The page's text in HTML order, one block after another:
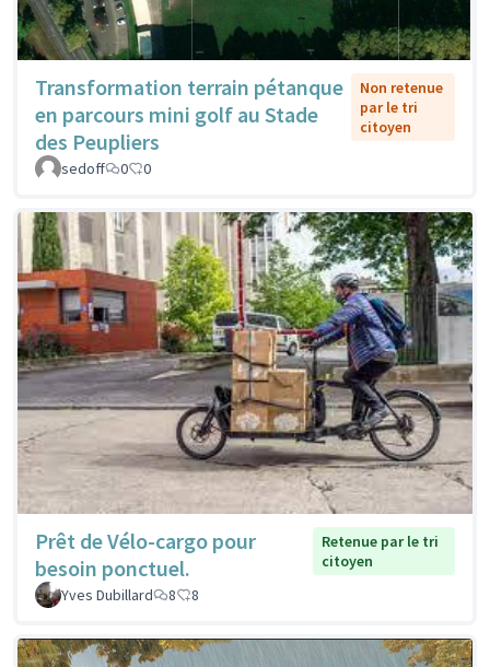
Transformation terrain pétanque
en parcours mini golf au Stade
des Peupliers
Non retenue
par le tri
citoyen
sedoff 0 0
Prêt de Vélo-cargo pour
besoin ponctuel.
Retenue par le tri
citoyen
Yves Dubillard
8 8